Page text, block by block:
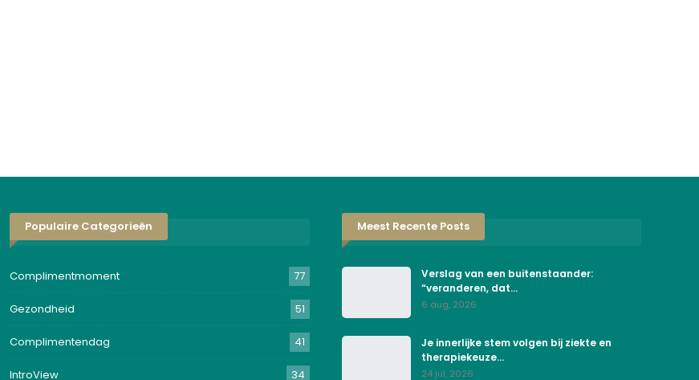
Populaire Categorieën
Complimentmoment 77
Gezondheid 51
Complimentendag 41
IntroView 34
Meest Recente Posts
Verslag van een buitenstaander:
“veranderen, dat…
6 aug, 2026
Je innerlijke stem volgen bij ziekte en
therapiekeuze…
24 jul, 2026